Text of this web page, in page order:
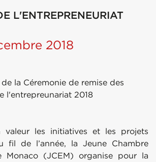
L'ENTREPRENEURIAT
2018
la Céremonie de remise des
l'entrepreunariat 2018
valeur les initiatives et les projets
fil de l’année, la Jeune Chambre
Monaco (JCEM) organise pour la